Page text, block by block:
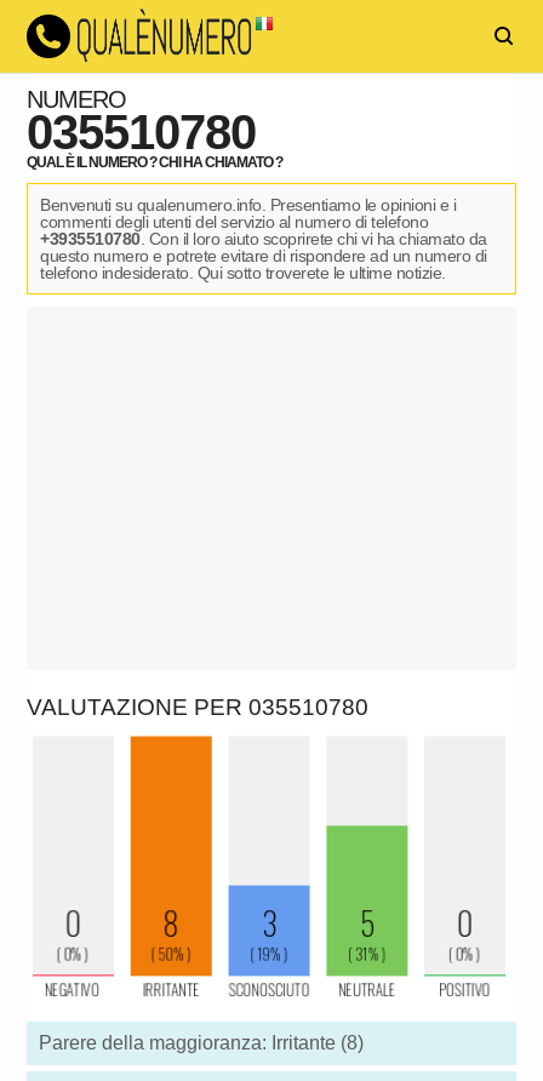
NUMERO
035510780
QUAL È IL NUMERO ? CHI HA CHIAMATO ?
Benvenuti su qualenumero.info. Presentiamo le opinioni e i
commenti degli utenti del servizio al numero di telefono
+3935510780. Con il loro aiuto scoprirete chi vi ha chiamato da
questo numero e potrete evitare di rispondere ad un numero di
telefono indesiderato. Qui sotto troverete le ultime notizie.
VALUTAZIONE PER 035510780
Parere della maggioranza: Irritante (8)